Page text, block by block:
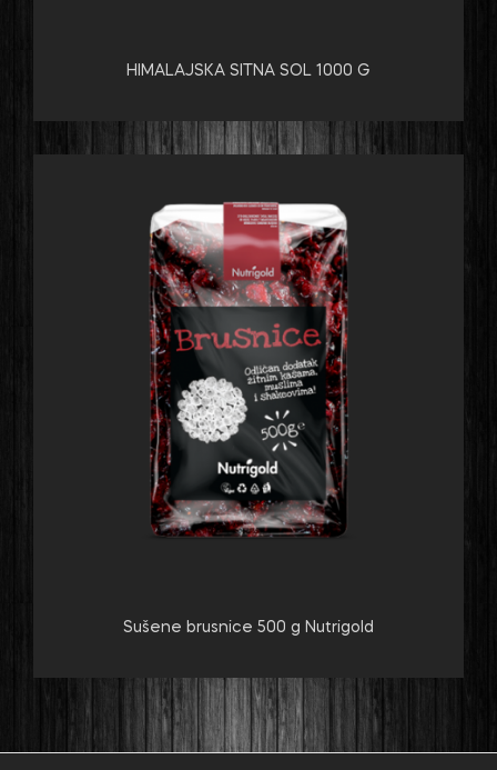
HIMALAJSKA SITNA SOL 1000 G
Sušene brusnice 500 g Nutrigold